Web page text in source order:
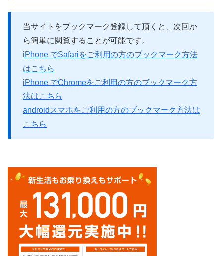
当サイトをブックマーク登録して頂くと、次回か
ら簡単に閲覧することが可能です。
iPhone でSafariをご利用の方のブックマーク方法
はこちら
iPhone でChromeをご利用の方のブックマーク方
法はこちら
androidスマホをご利用の方のブックマーク方法は
こちら